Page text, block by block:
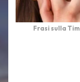
Frasi sulla